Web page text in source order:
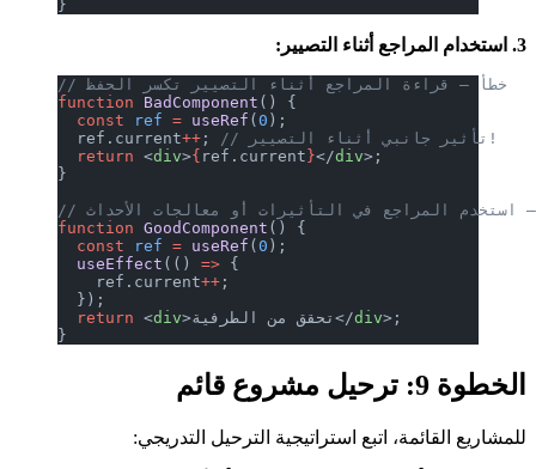
// خطأ — قراءة المراجع أثناء التصيير تكسر الحفظ
function BadComponent () {
  const
ref = useRef ( 0 );
  ref.current
++ ;
  return
< div> {ref.current}</ div >;
استخدم المراجع في التأثيرات أو معالجات الأحداث
function GoodComponent () {
  const
ref = useRef ( 0 );
  useEffect
(() => {
    ref.current
++
  });
  return
< div >تحقق من الطرفية</ div >;
الخطوة 9: ترحيل مشروع قائم
للمشاريع القائمة، اتبع استراتيجية الترحيل التدريجي: